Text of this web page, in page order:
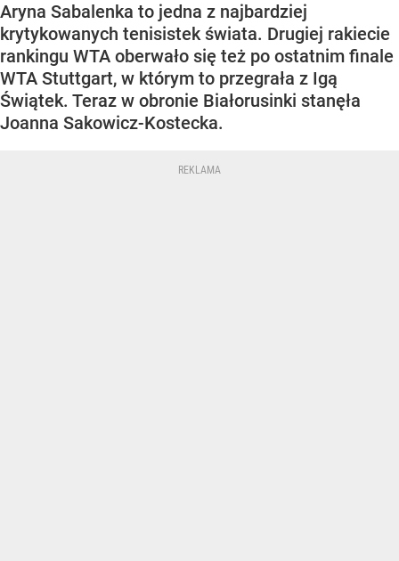
Aryna Sabalenka to jedna z najbardziej
krytykowanych tenisistek świata. Drugiej rakiecie
rankingu WTA oberwało się też po ostatnim finale
WTA Stuttgart, w którym to przegrała z Igą
Świątek. Teraz w obronie Białorusinki stanęła
Joanna Sakowicz-Kostecka.